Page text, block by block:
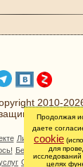
2010-
Личный раздел
Бесплатно!
Обработка
Продолжая
даете
cookie
для
исследований
целях